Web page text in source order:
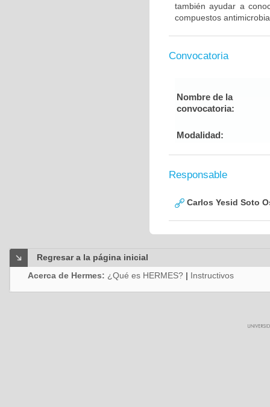
también ayudar a
compuestos
Convocatoria
Nombre de la
convocatoria:
Modalidad:
Responsable
Carlos Yesid Soto
Regresar a la página inicial
Acerca de Hermes: ¿Qué es HERMES? | Instructivos